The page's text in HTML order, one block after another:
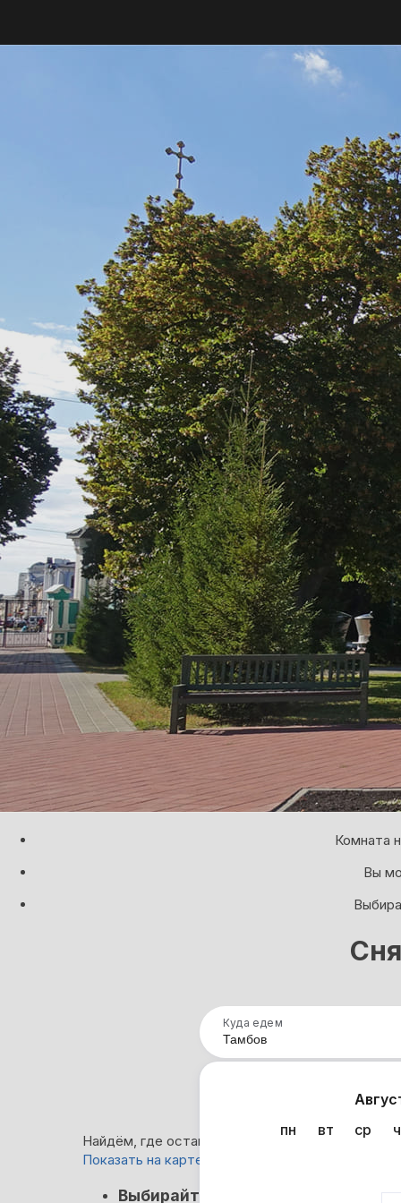
Комната
Вы
Куда едем
пн
вт ср
Найдём, где остановиться в Тамбове: 0
Показать на карте
Выбирайте лучшее